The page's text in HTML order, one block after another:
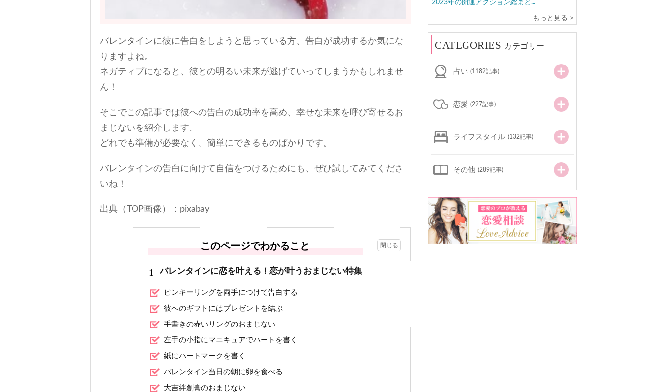
バレンタインに彼に告白をしようと思っている方、告白が成功するか気にな
りますよね。
ネガティブになると、彼との明るい未来が逃げていってしまうかもしれませ
ん！
そこでこの記事では彼への告白の成功率を高め、幸せな未来を呼び寄せるお
まじないを紹介します。
どれでも準備が必要なく、簡単にできるものばかりです。
バレンタインの告白に向けて自信をつけるためにも、ぜひ試してみてくださ
いね！
出典（TOP画像）：pixabay
このページでわかること
1 バレンタインに恋を叶える！恋が叶うおまじない特集
ピンキーリングを両手につけて告白する
彼へのギフトにはプレゼントを結ぶ
手書きの赤いリングのおまじない
左手の小指にマニキュアでハートを書く
紙にハートマークを書く
バレンタイン当日の朝に卵を食べる
大吉絆創膏のおまじない
2023年の開運アクション総まと...
もっと見る >
CATEGORIES カテゴリー
占い (1182記事)
恋愛 (227記事)
ライフスタイル (132記事)
その他 (289記事)